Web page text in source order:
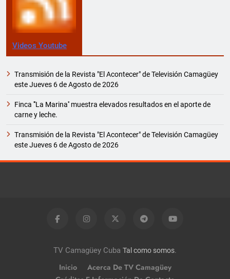
Videos Youtube
Transmisión de la Revista "El Acontecer" de Televisión Camagüey
este Jueves 6 de Agosto de 2026
Finca '''La Marina'' muestra elevados resultados en el aporte de
carne y leche.
Transmisión de la Revista "El Acontecer" de Televisión Camagüey
este Jueves 6 de Agosto de 2026
TV Camagüey Cuba Tal como somos.
Inicio
Acerca De TV Camagüey